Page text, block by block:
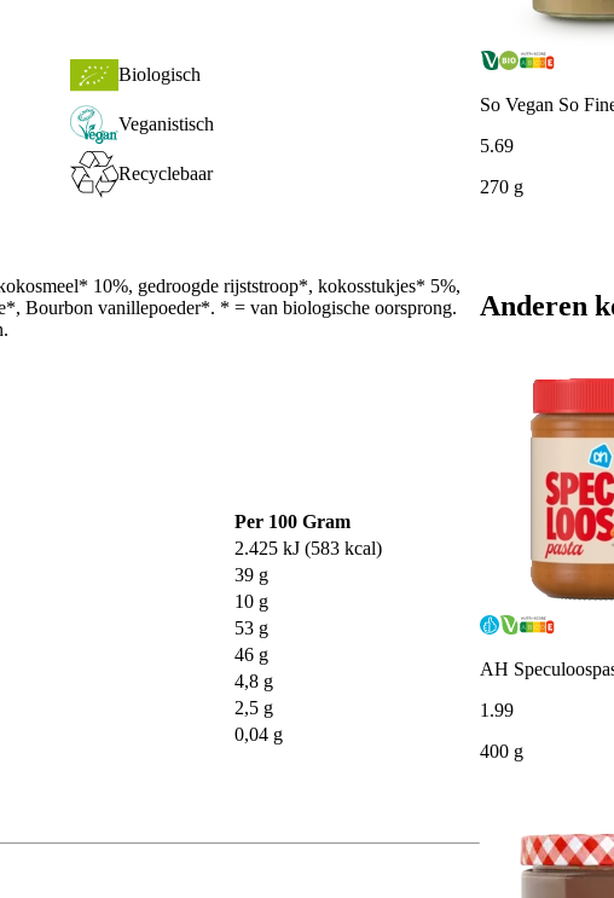
Biologisch
Veganistisch
Recyclebaar
10%, gedroogde rijststroop*, kokosstukjes* 5%,
Bourbon vanillepoeder*. * = van biologische oorsprong.
Per 100 Gram
2.425 kJ (583 kcal)
39 g
10 g
53 g
46 g
4,8 g
2,5 g
0,04 g
So Vegan So
5.69
270 g
Anderen
AH
1 .99
400 g